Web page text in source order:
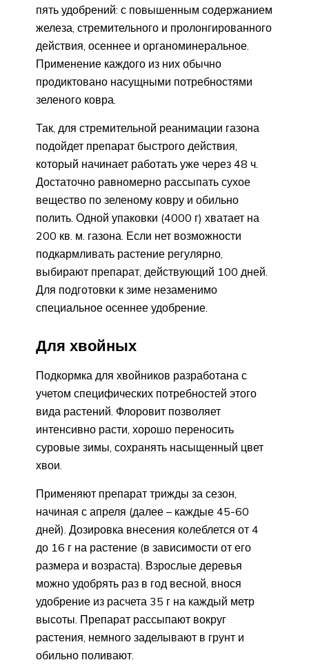
пять удобрений: с повышенным содержанием
железа, стремительного и пролонгированного
действия, осеннее и органоминеральное.
Применение каждого из них обычно
продиктовано насущными потребностями
зеленого ковра.
Так, для стремительной реанимации газона
подойдет препарат быстрого действия,
который начинает работать уже через 48 ч.
Достаточно равномерно рассыпать сухое
вещество по зеленому ковру и обильно
полить. Одной упаковки (4000 г) хватает на
200 кв. м. газона. Если нет возможности
подкармливать растение регулярно,
выбирают препарат, действующий 100 дней.
Для подготовки к зиме незаменимо
специальное осеннее удобрение.
Для хвойных
Подкормка для хвойников разработана с
учетом специфических потребностей этого
вида растений. Флоровит позволяет
интенсивно расти, хорошо переносить
суровые зимы, сохранять насыщенный цвет
хвои.
Применяют препарат трижды за сезон,
начиная с апреля (далее – каждые 45-60
дней). Дозировка внесения колеблется от 4
до 16 г на растение (в зависимости от его
размера и возраста). Взрослые деревья
можно удобрять раз в год весной, внося
удобрение из расчета 35 г на каждый метр
высоты. Препарат рассыпают вокруг
растения, немного заделывают в грунт и
обильно поливают.